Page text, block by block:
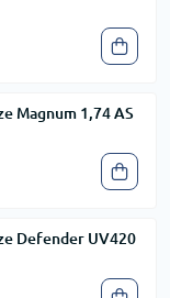
Magnum 1,74 AS
Defender UV420